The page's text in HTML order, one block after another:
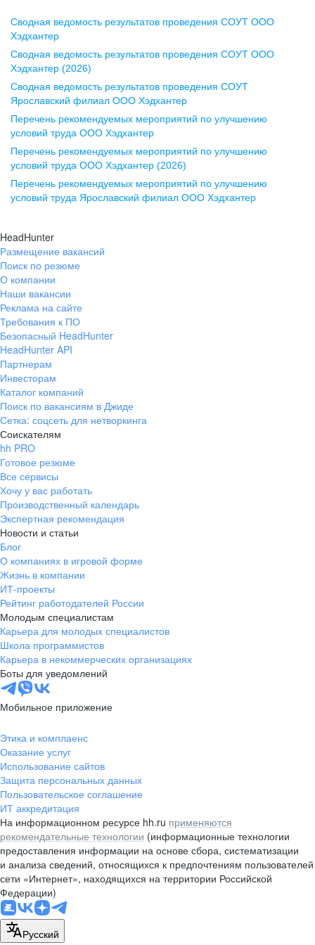
Воронеж
ул. Комиссаржевской, д. 10,
офис 1212
+7 473 280-05-05
pr@vrn.hh.ru
ул. Спартаковская, д. 2А, этаж 3,
помещение 15
+7 843 212-12-50
Екатеринбург
ул. Боевых Дружин, стр. 20,
+7 343 226-79-99
pr@ural.hh.ru
ул. Янковского, д. 169, 7 этаж,
706 каб.
+7 861 205-55-57
pr@krd.hh.ru
Владивосток
пер. Ланинский д. 4, офис 3.4
+7 423 202-33-28
pr@dv.hh.ru
Новосибирск
ул. Большевистская, д. 35,
помещение 21
+7 383 207-94-64
pr@nsk.hh.ru
Минск
пр-т Дзержинского, д. 57,
10 этаж, помещение 45-1
pr@rabota.by
Алматы
пр. Абая, д. 151, БЦ Алатау,
12 этаж, офис 1209
+7 727 232-13-13
pr@headhunter.com.kz
Сводная ведомость результатов проведения СОУТ ООО
Хэдхантер
Сводная ведомость результатов проведения СОУТ ООО
Хэдхантер (2026)
Сводная ведомость результатов проведения СОУТ
Ярославский филиал ООО Хэдхантер
Перечень рекомендуемых мероприятий по улучшению
условий труда ООО Хэдхантер
Перечень рекомендуемых мероприятий по улучшению
условий труда ООО Хэдхантер (2026)
Перечень рекомендуемых мероприятий по улучшению
условий труда Ярославский филиал ООО Хэдхантер
HeadHunter
Размещение вакансий
Поиск по резюме
О компании
Наши вакансии
Реклама на сайте
Требования к ПО
Безопасный HeadHunter
HeadHunter API
Партнерам
Инвесторам
Каталог компаний
Поиск по вакансиям в Джиде
Сетка: соцсеть для нетворкинга
Соискателям
hh PRO
Готовое резюме
Все сервисы
Хочу у вас работать
Производственный календарь
Экспертная рекомендация
Новости и статьи
Блог
О компаниях в игровой форме
Жизнь в компании
ИТ-проекты
Рейтинг работодателей России
Молодым специалистам
Карьера для молодых специалистов
Школа программистов
Карьера в некоммерческих организациях
Боты для уведомлений
Мобильное приложение
Этика и комплаенс
Оказание услуг
Использование сайтов
Защита персональных данных
Пользовательское соглашение
ИТ аккредитация
На информационном ресурсе hh.ru применяются
рекомендательные технологии (информационные технологии
предоставления информации на основе сбора, систематизации
и анализа сведений, относящихся к предпочтениям пользователей
сети «Интернет», находящихся на территории Российской
Федерации)
Русский